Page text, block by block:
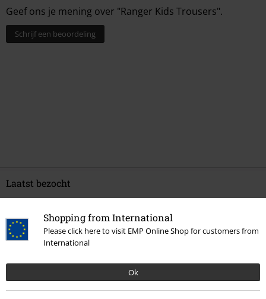
Shopping from International
Please click here to visit EMP Online Shop for customers from
International
Ok
Geef ons je mening over "Ranger Kids Trousers".
Schrijf een beoordeling
Laatst bezocht